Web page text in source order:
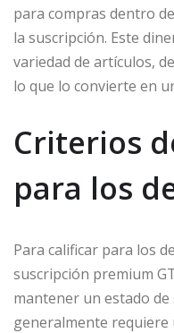
para compras dentro
la suscripción. Este
variedad de artículos,
lo que lo convierte en
Criterios
para los
Para calificar para los
suscripción premium
mantener un estado de
generalmente requiere